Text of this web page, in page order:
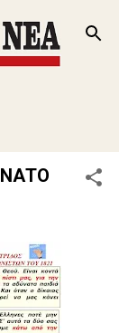
Μετάβαση στο
ΝΑΤΟ